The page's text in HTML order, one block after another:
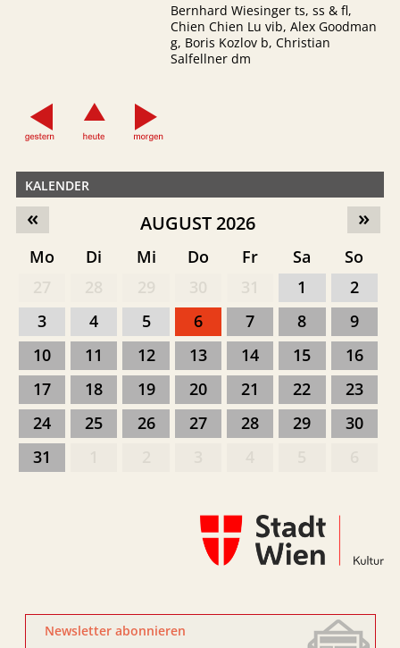
Bernhard Wiesinger ts, ss & fl,
Chien Chien Lu vib, Alex Goodman
g, Boris Kozlov b, Christian
Salfellner dm
KALENDER
»
« AUGUST 2026
Mo Di Mi Do Fr Sa
So
1
2
3
4 5 6 7 8
9
10
11 12 13 14 15
16
17
18 19 20 21 22
23
24
25 26 27 28 29
30
31
Newsletter abonnieren